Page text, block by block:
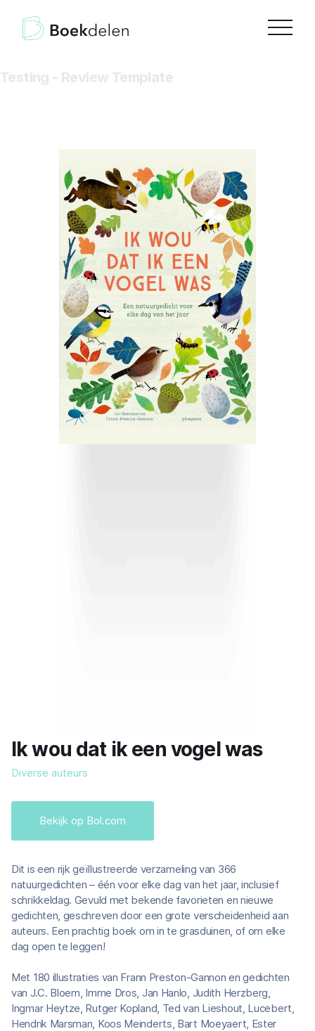
Ik wou dat ik een vogel was
Diverse auteurs
Bekijk op Bol.com
Dit is een rijk geïllustreerde verzameling van 366
natuurgedichten – één voor elke dag van het jaar, inclusief
schrikkeldag. Gevuld met bekende favorieten en nieuwe
gedichten, geschreven door een grote verscheidenheid aan
auteurs. Een prachtig boek om in te grasduinen, of om elke
dag open te leggen!
Met 180 illustraties van Frann Preston-Gannon en gedichten
van J.C. Bloem, Imme Dros, Jan Hanlo, Judith Herzberg,
Ingmar Heytze, Rutger Kopland, Ted van Lieshout, Lucebert,
Hendrik Marsman, Koos Meinderts, Bart Moeyaert, Ester